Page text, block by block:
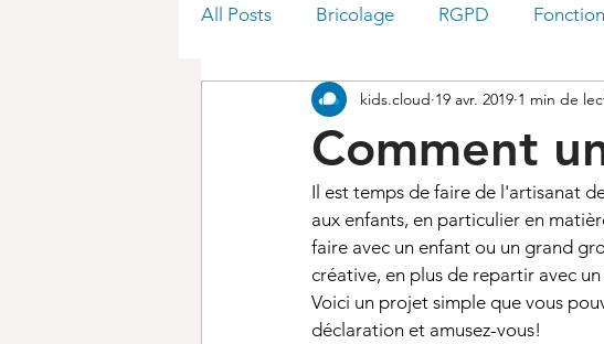
All Posts Bricolage RGPD
Comment
kids.cloud 19 avr. 2019 1 min de
Il est temps de faire de l'artisanat
aux enfants, en particulier en
faire avec un enfant ou un grand
créative, en plus de repartir avec
Voici un projet simple que vous
déclaration et amusez-vous!